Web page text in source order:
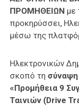
ΠΡΟΜΗΘΕΙΩΝ με
προκηρύσσει,
μέσω της
Ηλεκτρονικών
σκοπό τη
«Προμήθεια 9
Ταινιών (Drive